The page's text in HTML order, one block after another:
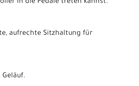
in die Pedale treten kannst.
aufrechte Sitzhaltung für